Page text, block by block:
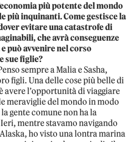
più potente del mondo
più inquinanti. Come gestisce la
evitare una catastrofe di
che avrà conseguenze
può avvenire nel corso
sue figlie?
sempre a Malia e Sasha,
figli. Una delle cose più belle di
avere l’opportunità di viaggiare
meraviglie del mondo in modo
gente comune non ha la
mentre stavamo navigando
ho visto una lontra marina